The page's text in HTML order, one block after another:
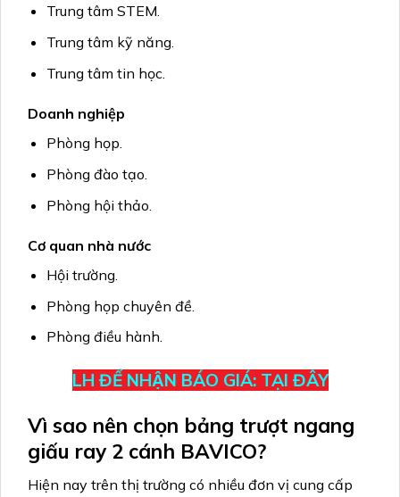
Trung tâm STEM.
Trung tâm kỹ năng.
Trung tâm tin học.
Doanh nghiệp
Phòng họp.
Phòng đào tạo.
Phòng hội thảo.
Cơ quan nhà nước
Hội trường.
Phòng họp chuyên đề.
Phòng điều hành.
LH ĐỂ NHẬN BÁO GIÁ: TẠI ĐÂY
Vì sao nên chọn bảng trượt ngang
giấu ray 2 cánh BAVICO?
Hiện nay trên thị trường có nhiều đơn vị cung cấp